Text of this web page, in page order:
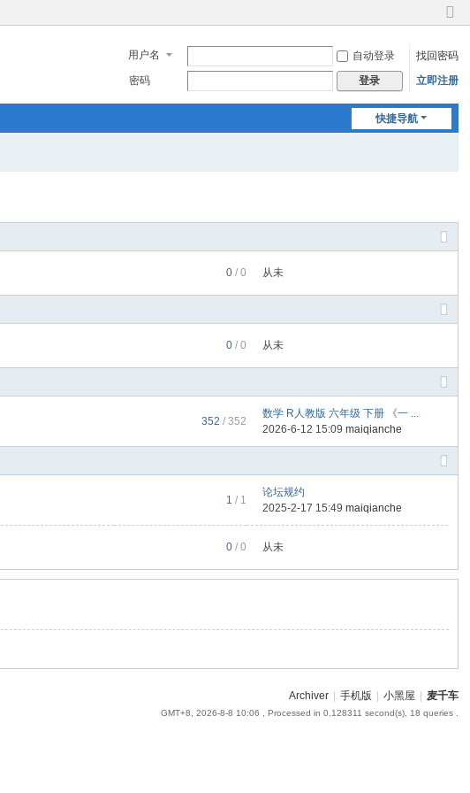
切
到
窄
用户名 自动登录
找回密码
密码
登录 立即注册
快捷导航
0 / 0 从未
0 / 0 从未
352 / 352
数学 R人教版 六年级 下册 《一 ...
2026-6-12 15:09maiqianche
1 / 1
论坛规约
2025-2-17 15:49maiqianche
0 / 0 从未
Archiver 手机版 小黑屋 麦千车
GMT+8, 2026-8-8 10:06 , Processed in 0.128311 second(s), 18 queries .